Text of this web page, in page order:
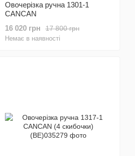
Овочерізка ручна 1301-1
CANCAN
17 800 грн
16 020 грн
Немає в наявності